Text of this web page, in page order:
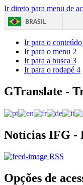
Ir direto para menu de
BRASIL
Ir para o conteúdo
Ir para o menu 2
Ir para a busca 3
Ir para o rodapé 4
GTranslate -
Notícias IFG -
RSS
Opções de